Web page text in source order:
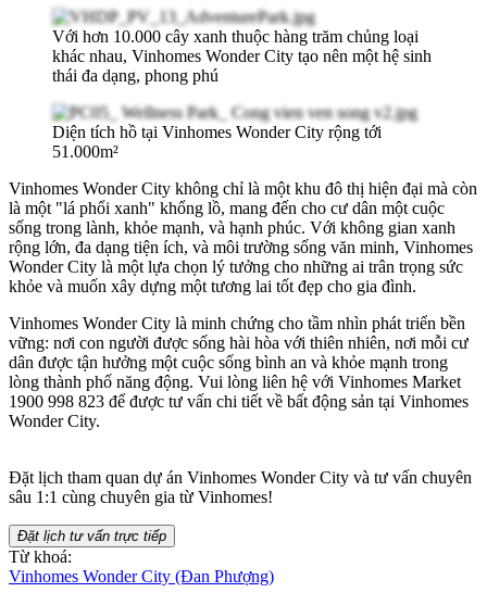
Với hơn 10.000 cây xanh thuộc hàng trăm chủng loại
khác nhau, Vinhomes Wonder City tạo nên một hệ sinh
thái đa dạng, phong phú
Diện tích hồ tại Vinhomes Wonder City rộng tới
51.000m²
Vinhomes Wonder City không chỉ là một khu đô thị hiện đại mà còn
là một "lá phổi xanh" khổng lồ, mang đến cho cư dân một cuộc
sống trong lành, khỏe mạnh, và hạnh phúc. Với không gian xanh
rộng lớn, đa dạng tiện ích, và môi trường sống văn minh, Vinhomes
Wonder City là một lựa chọn lý tưởng cho những ai trân trọng sức
khỏe và muốn xây dựng một tương lai tốt đẹp cho gia đình.
Vinhomes Wonder City là minh chứng cho tầm nhìn phát triển bền
vững: nơi con người được sống hài hòa với thiên nhiên, nơi mỗi cư
dân được tận hưởng một cuộc sống bình an và khỏe mạnh trong
lòng thành phố năng động. Vui lòng liên hệ với Vinhomes Market
1900 998 823 để được tư vấn chi tiết về bất động sản tại Vinhomes
Wonder City.
Đặt lịch tham quan dự án Vinhomes Wonder City và tư vấn chuyên
sâu 1:1 cùng chuyên gia từ Vinhomes!
Đặt lịch tư vấn trực tiếp
Từ khoá:
Vinhomes Wonder City (Đan Phượng)